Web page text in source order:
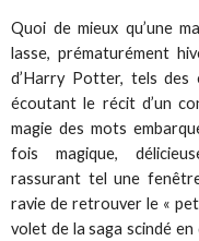
Quoi de mieux qu’une
lasse, prématurément
d’Harry Potter, tels des
écoutant le récit d’un
magie des mots
fois magique,
rassurant tel une
ravie de retrouver le «
volet de la saga scindé